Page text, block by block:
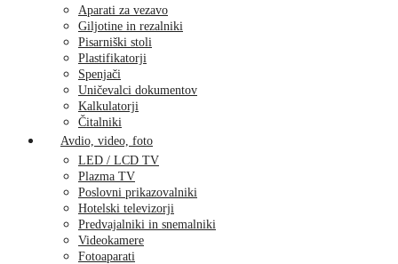
Aparati za vezavo
Giljotine in rezalniki
Pisarniški stoli
Plastifikatorji
Spenjači
Uničevalci dokumentov
Kalkulatorji
Čitalniki
Avdio, video, foto
LED / LCD TV
Plazma TV
Poslovni prikazovalniki
Hotelski televizorji
Predvajalniki in snemalniki
Videokamere
Fotoaparati